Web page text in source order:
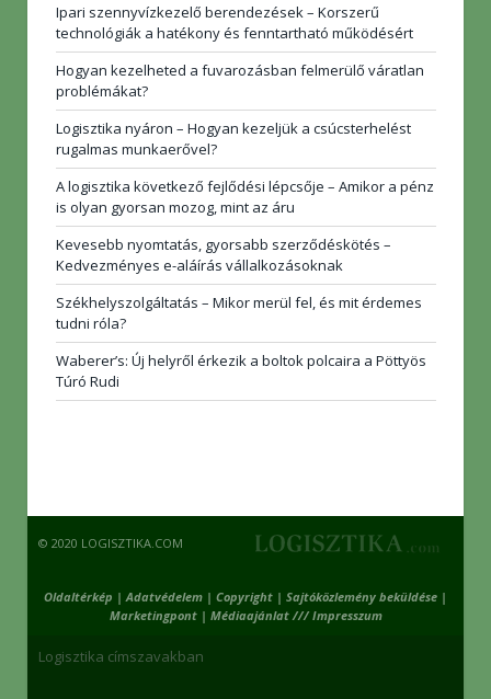
Ipari szennyvízkezelő berendezések – Korszerű
technológiák a hatékony és fenntartható működésért
Hogyan kezelheted a fuvarozásban felmerülő váratlan
problémákat?
Logisztika nyáron – Hogyan kezeljük a csúcsterhelést
rugalmas munkaerővel?
A logisztika következő fejlődési lépcsője – Amikor a pénz
is olyan gyorsan mozog, mint az áru
Kevesebb nyomtatás, gyorsabb szerződéskötés –
Kedvezményes e-aláírás vállalkozásoknak
Székhelyszolgáltatás – Mikor merül fel, és mit érdemes
tudni róla?
Waberer’s: Új helyről érkezik a boltok polcaira a Pöttyös
Túró Rudi
© 2020 LOGISZTIKA.COM
Oldaltérkép | Adatvédelem | Copyright | Sajtóközlemény beküldése |
Marketingpont| Médiaajánlat /// Impresszum
Logisztika címszavakban